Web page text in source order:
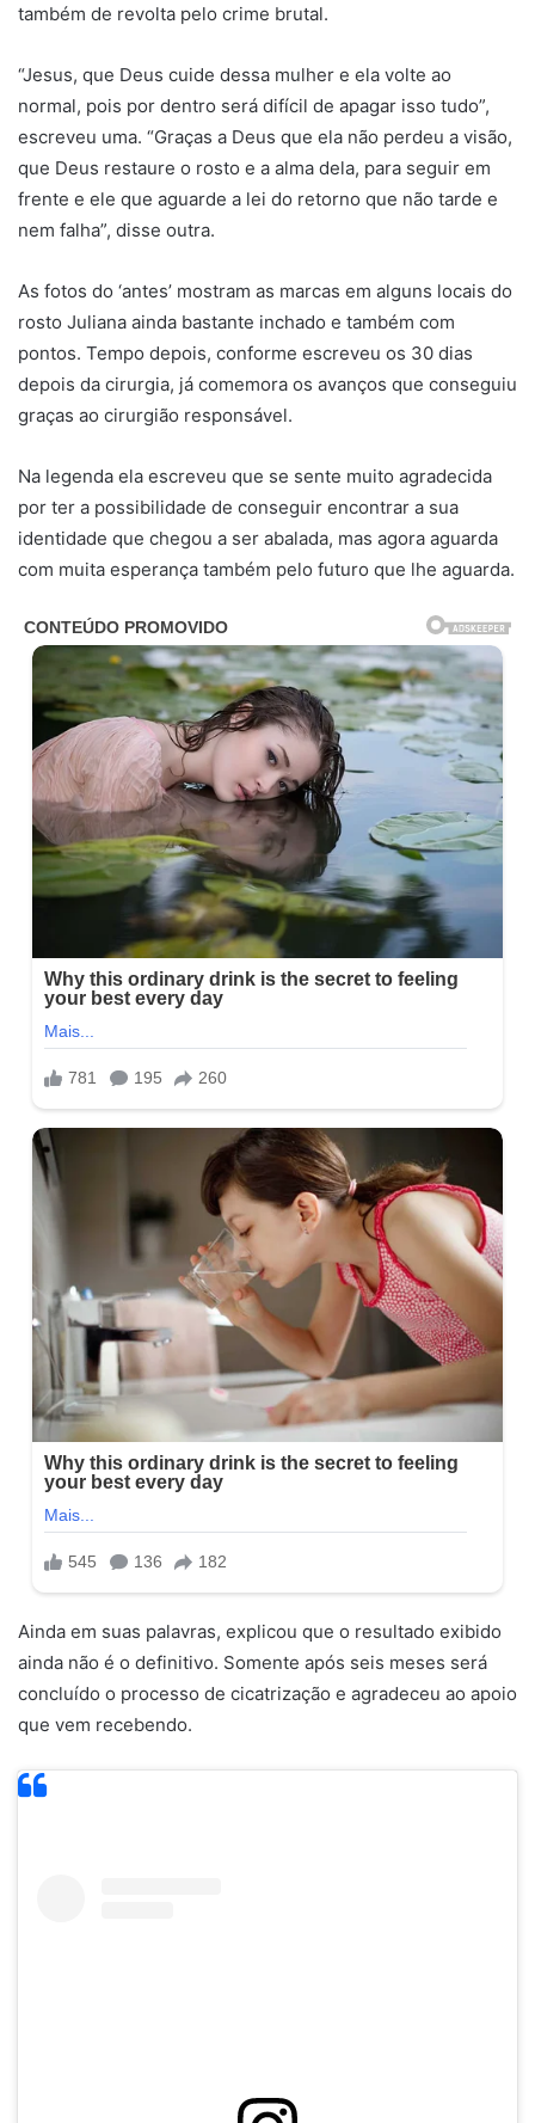
também de revolta pelo crime brutal.
“Jesus, que Deus cuide dessa mulher e ela volte ao
normal, pois por dentro será difícil de apagar isso tudo”,
escreveu uma. “Graças a Deus que ela não perdeu a visão,
que Deus restaure o rosto e a alma dela, para seguir em
frente e ele que aguarde a lei do retorno que não tarde e
nem falha”, disse outra.
As fotos do ‘antes’ mostram as marcas em alguns locais do
rosto Juliana ainda bastante inchado e também com
pontos. Tempo depois, conforme escreveu os 30 dias
depois da cirurgia, já comemora os avanços que conseguiu
graças ao cirurgião responsável.
Na legenda ela escreveu que se sente muito agradecida
por ter a possibilidade de conseguir encontrar a sua
identidade que chegou a ser abalada, mas agora aguarda
com muita esperança também pelo futuro que lhe aguarda.
Ainda em suas palavras, explicou que o resultado exibido
ainda não é o definitivo. Somente após seis meses será
concluído o processo de cicatrização e agradeceu ao apoio
que vem recebendo.